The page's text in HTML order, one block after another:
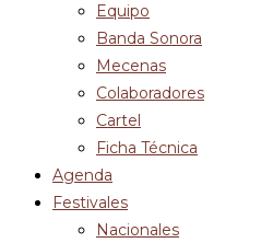
Equipo
Banda Sonora
Mecenas
Colaboradores
Cartel
Ficha Técnica
Agenda
Festivales
Nacionales